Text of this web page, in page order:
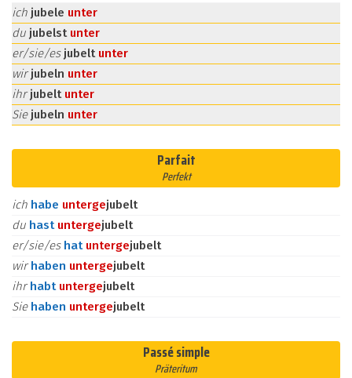
ich jubele unter
du jubelst unter
er/sie/es jubelt unter
wirjubeln unter
ihrjubelt unter
Sie jubeln unter
Parfait
Perfekt
ich habe untergejubelt
du hast untergejubelt
er/sie/es hat untergejubelt
wirhaben untergejubelt
ihrhabt untergejubelt
Sie haben untergejubelt
Passé simple
Präteritum